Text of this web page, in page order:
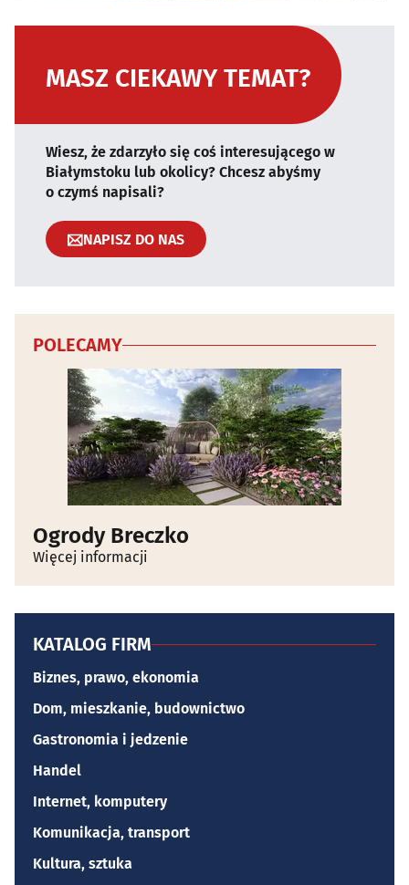
MASZ CIEKAWY TEMAT?
Wiesz, że zdarzyło się coś interesującego w
Białymstoku lub okolicy? Chcesz abyśmy
o czymś napisali?
NAPISZ DO NAS
POLECAMY
Ogrody Breczko
Więcej informacji
KATALOG FIRM
Biznes, prawo, ekonomia
Dom, mieszkanie, budownictwo
Gastronomia i jedzenie
Handel
Internet, komputery
Komunikacja, transport
Kultura, sztuka